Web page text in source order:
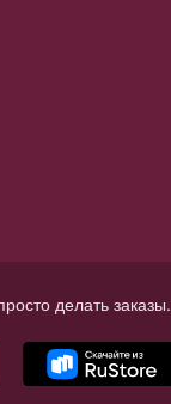
делать заказы.